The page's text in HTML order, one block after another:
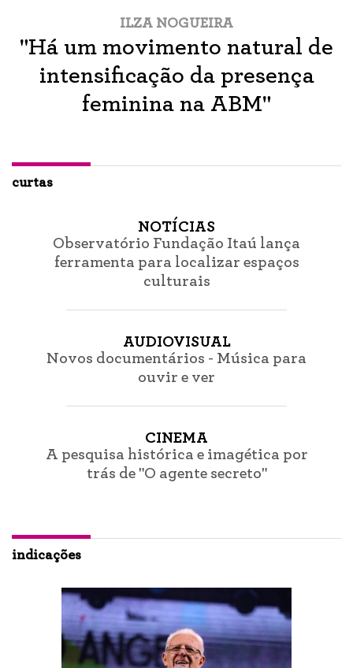
ILZA NOGUEIRA
"Há um movimento natural de
intensificação da presença
feminina na ABM"
curtas
NOTÍCIAS
Observatório Fundação Itaú lança
ferramenta para localizar espaços
culturais
AUDIOVISUAL
Novos documentários - Música para
ouvir e ver
CINEMA
A pesquisa histórica e imagética por
trás de "O agente secreto"
indicações